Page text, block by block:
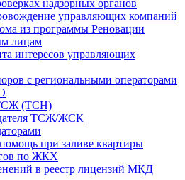
надзорных органов
управляющих компаний
из программы Реновации
лицам
интересов управляющих
с региональными операторами
(ТСН)
ТСЖ/ЖСК
при заливе квартиры
по ЖКХ
в реестр лицензий МКД